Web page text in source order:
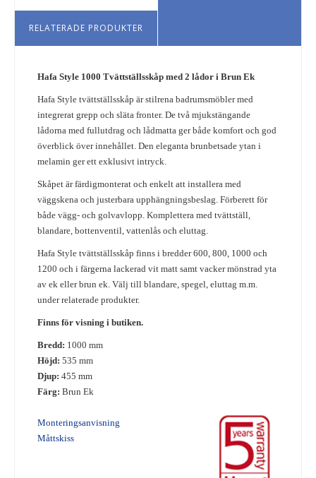
RELATERADE PRODUKTER
Hafa Style 1000 Tvättställsskåp med 2 lådor i Brun Ek
Hafa Style tvättställsskåp är stilrena badrumsmöbler med
integrerat grepp och släta fronter. De två mjukstängande
lådorna med fullutdrag och lådmatta ger både komfort och god
överblick över innehållet. Den eleganta brunbetsade ytan i
melamin ger ett exklusivt intryck.
Skåpet är färdigmonterat och enkelt att installera med
väggskena och justerbara upphängningsbeslag. Förberett för
både vägg- och golvavlopp. Komplettera med tvättställ,
blandare, bottenventil, vattenlås och eluttag.
Hafa Style tvättställsskåp finns i bredder 600, 800, 1000 och
1200 och i färgerna lackerad vit matt samt vacker mönstrad yta
av ek eller brun ek. Välj till blandare, spegel, eluttag m.m.
under relaterade produkter.
Finns för visning i butiken.
Bredd: 1000 mm
Höjd: 535 mm
Djup: 455 mm
Färg: Brun Ek
Monteringsanvisning
Måttskiss